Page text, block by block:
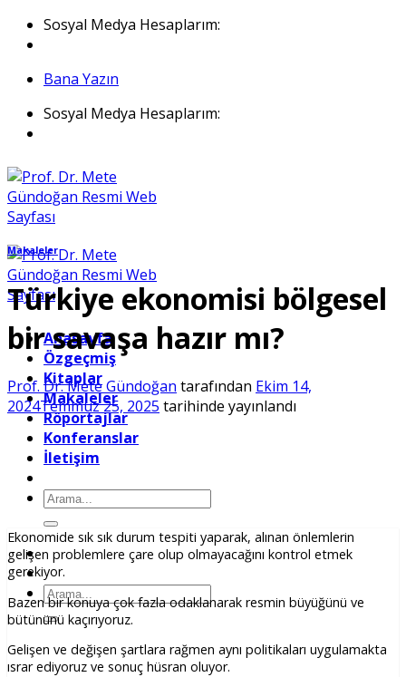
İçeriğe
atla
Sosyal Medya Hesaplarım:
Bana Yazın
Sosyal Medya Hesaplarım:
Anasayfa
Özgeçmiş
Kitaplar
Makaleler
Röportajlar
Konferanslar
İletişim
Ara:
Ara:
Makaleler
Türkiye ekonomisi bölgesel
bir savaşa hazır mı?
Prof. Dr. Mete Gündoğan tarafından Ekim 14,
2024Temmuz 25, 2025 tarihinde yayınlandı
Ekonomide sık sık durum tespiti yaparak, alınan önlemlerin
gelişen problemlere çare olup olmayacağını kontrol etmek
gerekiyor.
Bazen bir konuya çok fazla odaklanarak resmin büyüğünü ve
bütününü kaçırıyoruz.
Gelişen ve değişen şartlara rağmen aynı politikaları uygulamakta
ısrar ediyoruz ve sonuç hüsran oluyor.